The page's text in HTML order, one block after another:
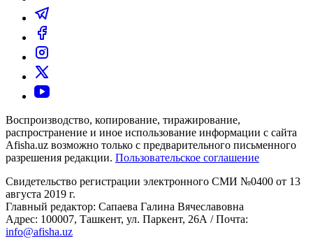
Воспроизводство, копирование, тиражирование,
распространение и иное использование информации с сайта
Afisha.uz возможно только с предварительного письменного
разрешения редакции. Пользовательское соглашение
Свидетельство регистрации электронного СМИ №0400 от 13
августа 2019 г.
Главный редактор: Сапаева Галина Вячеславовна
Адрес: 100007, Ташкент, ул. Паркент, 26А / Почта:
info@afisha.uz